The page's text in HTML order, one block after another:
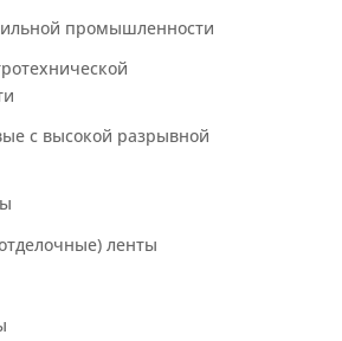
промышленности
с высокой разрывной
ленты